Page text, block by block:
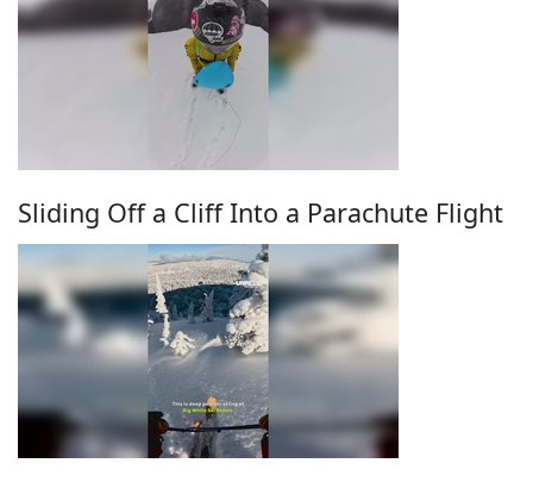
Sliding Off a Cliff Into a Parachute Flight